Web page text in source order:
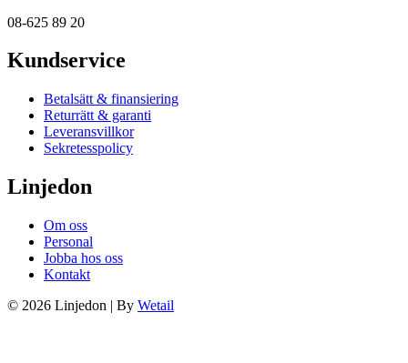
08-625 89 20
Kundservice
Betalsätt & finansiering
Returrätt & garanti
Leveransvillkor
Sekretesspolicy
Linjedon
Om oss
Personal
Jobba hos oss
Kontakt
© 2026 Linjedon | By Wetail